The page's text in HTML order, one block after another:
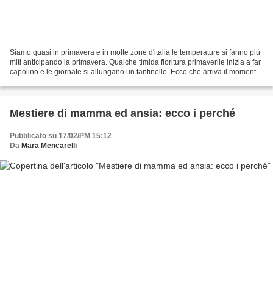
Siamo quasi in primavera e in molte zone d'italia le temperature si fanno più
miti anticipando la primavera. Qualche timida fioritura primaverile inizia a far
capolino e le giornate si allungano un tantinello. Ecco che arriva il momento
Mestiere di mamma ed ansia: ecco i perché
Pubblicato su 17/02/PM 15:12
Da Mara Mencarelli